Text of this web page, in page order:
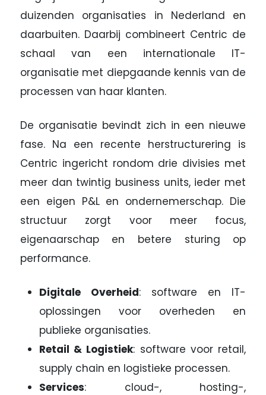
duizenden organisaties in Nederland en
daarbuiten. Daarbij combineert Centric de
schaal van een internationale IT-
organisatie met diepgaande kennis van de
processen van haar klanten.
De organisatie bevindt zich in een nieuwe
fase. Na een recente herstructurering is
Centric ingericht rondom drie divisies met
meer dan twintig business units, ieder met
een eigen P&L en ondernemerschap. Die
structuur zorgt voor meer focus,
eigenaarschap en betere sturing op
performance.
Digitale Overheid: software en IT-
oplossingen voor overheden en
publieke organisaties.
Retail & Logistiek: software voor retail,
supply chain en logistieke processen.
Services: cloud-, hosting-,